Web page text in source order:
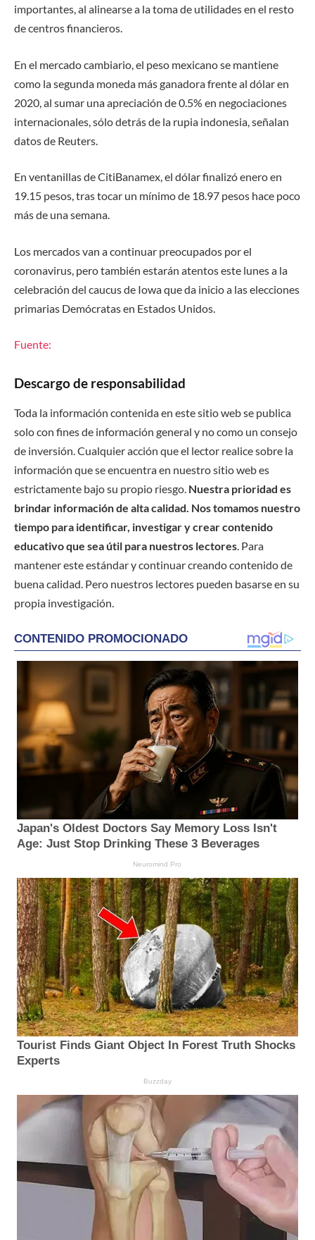
importantes, al alinearse a la toma de utilidades en el resto
de centros financieros.
En el mercado cambiario, el peso mexicano se mantiene
como la segunda moneda más ganadora frente al dólar en
2020, al sumar una apreciación de 0.5% en negociaciones
internacionales, sólo detrás de la rupia indonesia, señalan
datos de Reuters.
En ventanillas de CitiBanamex, el dólar finalizó enero en
19.15 pesos, tras tocar un mínimo de 18.97 pesos hace poco
más de una semana.
Los mercados van a continuar preocupados por el
coronavirus, pero también estarán atentos este lunes a la
celebración del caucus de Iowa que da inicio a las elecciones
primarias Demócratas en Estados Unidos.
Fuente:
Descargo de responsabilidad
Toda la información contenida en este sitio web se publica
solo con fines de información general y no como un consejo
de inversión. Cualquier acción que el lector realice sobre la
información que se encuentra en nuestro sitio web es
estrictamente bajo su propio riesgo. Nuestra prioridad es
brindar información de alta calidad. Nos tomamos nuestro
tiempo para identificar, investigar y crear contenido
educativo que sea útil para nuestros lectores. Para
mantener este estándar y continuar creando contenido de
buena calidad. Pero nuestros lectores pueden basarse en su
propia investigación.